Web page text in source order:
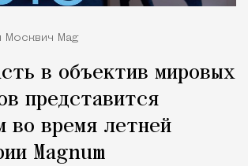
Москвич Mag
в объектив мировых
представится
во время летней
Magnum